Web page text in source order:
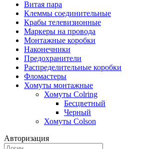
Витая пара
Клеммы соединительные
Крабы телевизионные
Маркеры на провода
Монтажные коробки
Наконечники
Предохранители
Распределительные коробки
Фломастеры
Хомуты монтажные
Хомуты Colring
Бесцветный
Черный
Хомуты Colson
Авторизация